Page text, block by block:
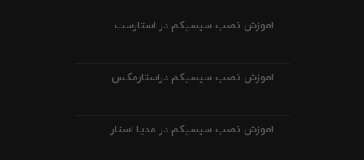
اموزش نصب سیسیکم در استارست
اموزش نصب سیسیکم دراستارمکس
اموزش نصب سیسیکم در مدیا استار